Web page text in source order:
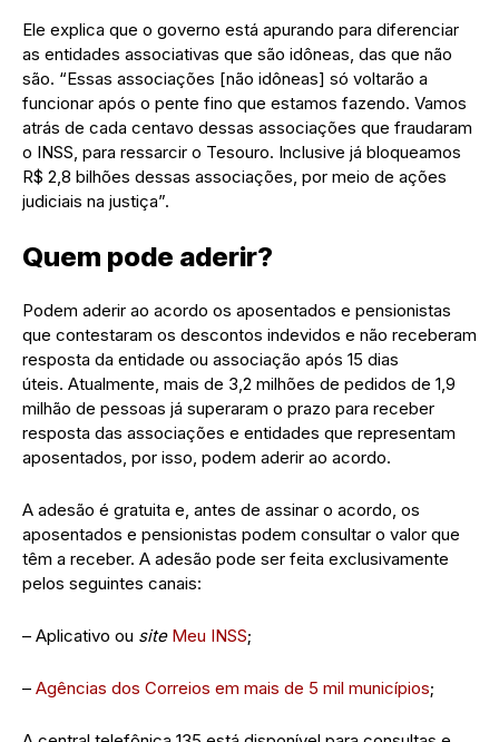
Ele explica que o governo está apurando para diferenciar
as entidades associativas que são idôneas, das que não
são. “Essas associações [não idôneas] só voltarão a
funcionar após o pente fino que estamos fazendo. Vamos
atrás de cada centavo dessas associações que fraudaram
o INSS, para ressarcir o Tesouro. Inclusive já bloqueamos
R$ 2,8 bilhões dessas associações, por meio de ações
judiciais na justiça”.
Quem pode aderir?
Podem aderir ao acordo os aposentados e pensionistas
que contestaram os descontos indevidos e não receberam
resposta da entidade ou associação após 15 dias
úteis. Atualmente, mais de 3,2 milhões de pedidos de 1,9
milhão de pessoas já superaram o prazo para receber
resposta das associações e entidades que representam
aposentados, por isso, podem aderir ao acordo.
A adesão é gratuita e, antes de assinar o acordo, os
aposentados e pensionistas podem consultar o valor que
têm a receber. A adesão pode ser feita exclusivamente
pelos seguintes canais:
– Aplicativo ou site Meu INSS;
– Agências dos Correios em mais de 5 mil municípios;